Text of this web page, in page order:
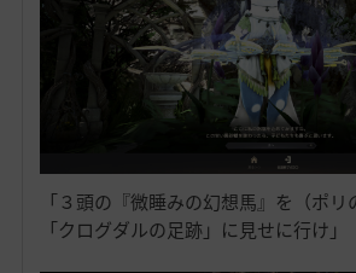
「３頭の『微睡みの幻想馬』を（ポリ
「クログダルの足跡」に見せに行け」